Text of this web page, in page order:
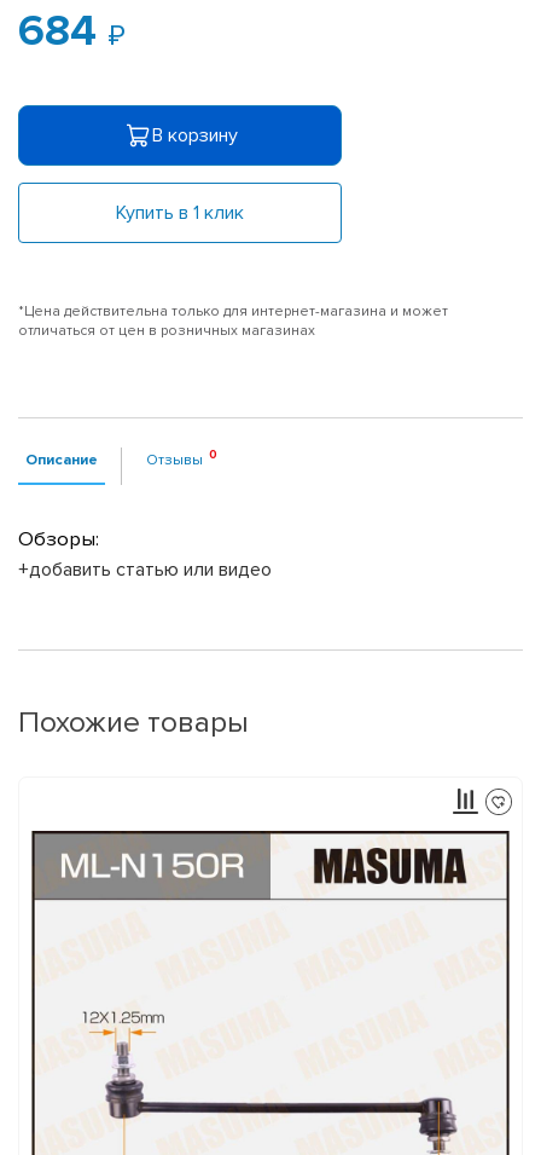
684
В корзину
Купить в 1 клик
*Цена действительна только для интернет-магазина и может
отличаться от цен в розничных магазинах
Описание Отзывы
Обзоры:
+добавить статью или видео
Похожие товары